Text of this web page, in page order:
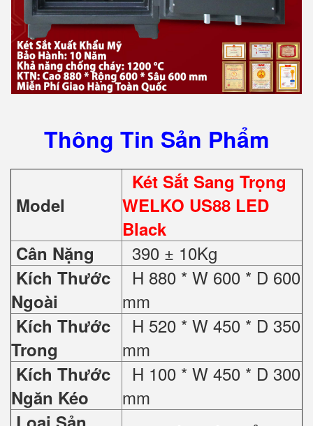
Thông Tin Sản Phẩm
Model
Két Sắt Sang Trọng
WELKO US88 LED
Black
Cân Nặng
390 ± 10Kg
Kích Thước
Ngoài
H 880 * W 600 * D 600
mm
Kích Thước
Trong
H 520 * W 450 * D 350
mm
Kích Thước
Ngăn Kéo
H 100 * W 450 * D 300
mm